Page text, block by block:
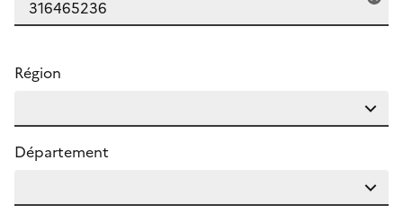
Région
Département